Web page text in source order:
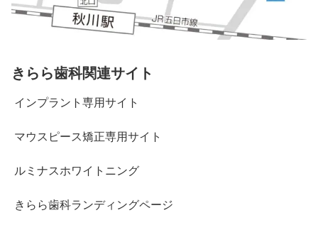
きらら歯科関連サイト
インプラント専用サイト
マウスピース矯正専用サイト
ルミナスホワイトニング
きらら歯科ランディングページ